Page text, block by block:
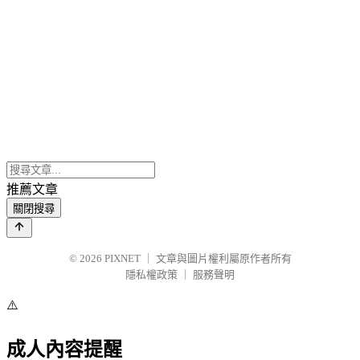
推薦文章
關閉搜尋
© 2026 PIXNET
文章與圖片權利屬原作者所有
隱私權政策
服務聲明
⚠️
成人內容提醒